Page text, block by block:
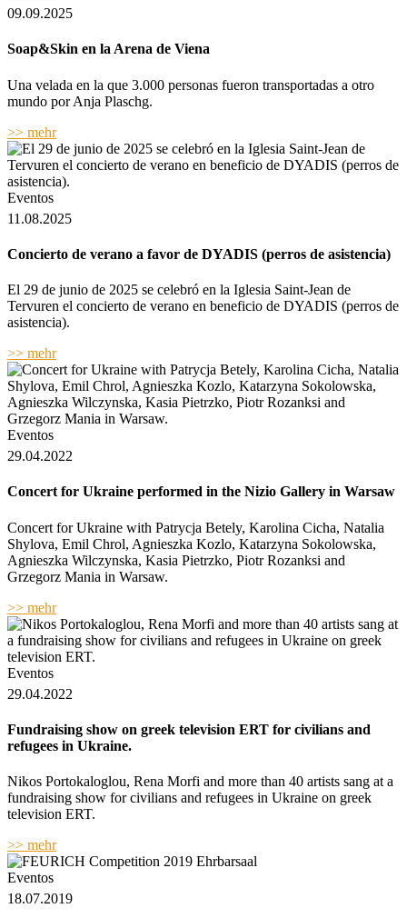
09.09.2025
Soap&Skin en la Arena de Viena
Una velada en la que 3.000 personas fueron transportadas a otro
mundo por Anja Plaschg.
>> mehr
Eventos
11.08.2025
Concierto de verano a favor de DYADIS (perros de asistencia)
El 29 de junio de 2025 se celebró en la Iglesia Saint-Jean de
Tervuren el concierto de verano en beneficio de DYADIS (perros de
asistencia).
>> mehr
Eventos
29.04.2022
Concert for Ukraine performed in the Nizio Gallery in Warsaw
Concert for Ukraine with Patrycja Betely, Karolina Cicha, Natalia
Shylova, Emil Chrol, Agnieszka Kozlo, Katarzyna Sokolowska,
Agnieszka Wilczynska, Kasia Pietrzko, Piotr Rozanksi and
Grzegorz Mania in Warsaw.
>> mehr
Eventos
29.04.2022
Fundraising show on greek television ERT for civilians and
refugees in Ukraine.
Nikos Portokaloglou, Rena Morfi and more than 40 artists sang at a
fundraising show for civilians and refugees in Ukraine on greek
television ERT.
>> mehr
Eventos
18.07.2019